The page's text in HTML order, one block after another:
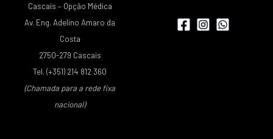
Cascais – Opção Médica
Av. Eng. Adelino Amaro da
Costa
2750-279 Cascais
Tel. (+351) 214 812 360
(Chamada para a rede fixa
nacional)